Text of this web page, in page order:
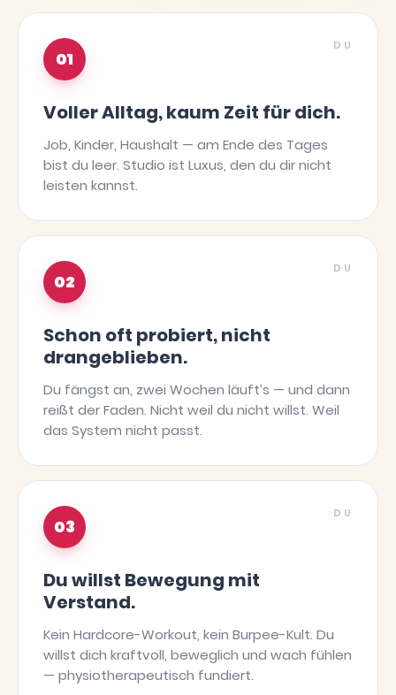
01
DU
Voller Alltag, kaum Zeit für dich.
Job, Kinder, Haushalt — am Ende des Tages
bist du leer. Studio ist Luxus, den du dir nicht
leisten kannst.
02
DU
Schon oft probiert, nicht
drangeblieben.
Du fängst an, zwei Wochen läuft’s — und dann
reißt der Faden. Nicht weil du nicht willst. Weil
das System nicht passt.
03
DU
Du willst Bewegung mit
Verstand.
Kein Hardcore-Workout, kein Burpee-Kult. Du
willst dich kraftvoll, beweglich und wach fühlen
— physiotherapeutisch fundiert.